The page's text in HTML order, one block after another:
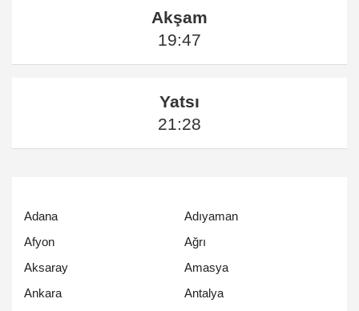
Akşam
19:47
Yatsı
21:28
Adana
Adıyaman
Afyon
Ağrı
Aksaray
Amasya
Ankara
Antalya